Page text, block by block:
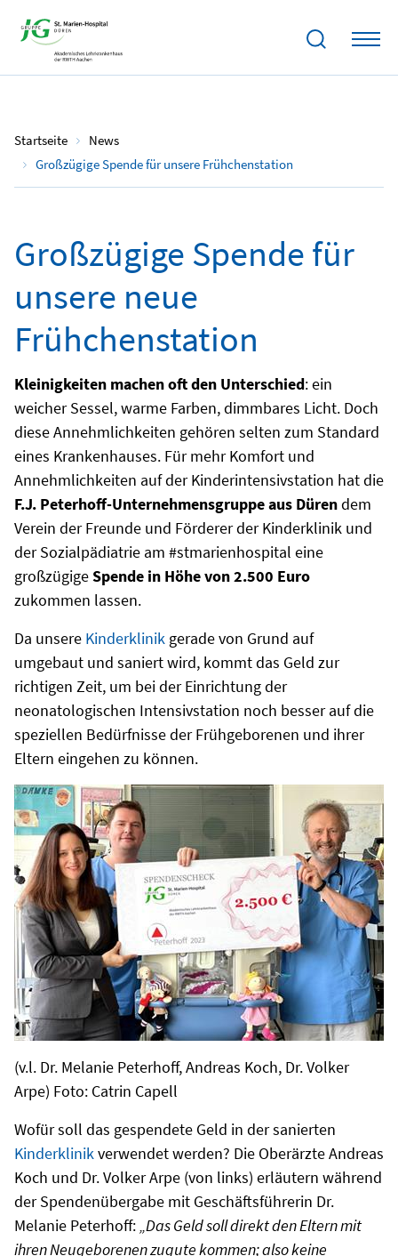
Startseite
News
Großzügige Spende für unsere Frühchenstation
11.03.2023
Großzügige Spende für
unsere neue
Frühchenstation
Kleinigkeiten machen oft den Unterschied: ein
weicher Sessel, warme Farben, dimmbares Licht. Doch
diese Annehmlichkeiten gehören selten zum Standard
eines Krankenhauses. Für mehr Komfort und
Annehmlichkeiten auf der Kinderintensivstation hat die
F.J. Peterhoff-Unternehmensgruppe aus Dürendem
Verein der Freunde und Förderer der Kinderklinik und
der Sozialpädiatrie am #stmarienhospital eine
großzügigeSpende in Höhe von 2.500 Euro
zukommen lassen.
Da unsere Kinderklinik gerade von Grund auf
umgebaut und saniert wird, kommt das Geld zur
richtigen Zeit, um bei der Einrichtung der
neonatologischen Intensivstation noch besser auf die
speziellen Bedürfnisse der Frühgeborenen und ihrer
Eltern eingehen zu können.
(v.l. Dr. Melanie Peterhoff, Andreas Koch, Dr. Volker
Arpe) Foto: Catrin Capell
Wofür soll das gespendete Geld in der sanierten
Kinderklinikverwendet werden? Die Oberärzte Andreas
Koch und Dr. Volker Arpe (von links) erläutern während
der Spendenübergabe mit Geschäftsführerin Dr.
Melanie Peterhoff:„Das Geld soll direkt den Eltern mit
ihren Neugeborenen zugute kommen; also keine